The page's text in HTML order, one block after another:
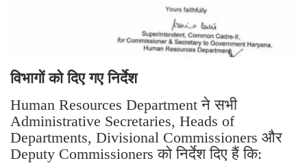
विभागों को दिए गए निर्देश
Human Resources Department ने सभी
Administrative Secretaries, Heads of
Departments, Divisional Commissioners और
Deputy Commissioners को निर्देश दिए हैं कि: